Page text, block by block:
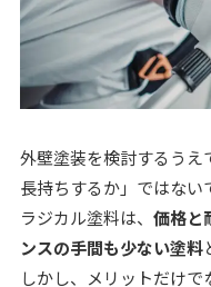
外壁塗装を検討するうえ
長持ちするか」ではない
ラジカル塗料は、 価格と
ンスの手間も少ない塗料
しかし、メリットだけ